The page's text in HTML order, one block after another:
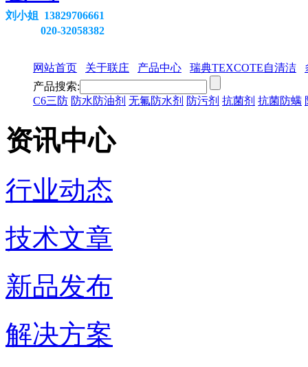
刘小姐 13829706661
020-32058382
网站首页 关于联庄 产品中心 瑞典TEXCOTE自清洁
产品搜索:
C6三防 防水防油剂 无氟防水剂 防污剂 抗菌剂 抗菌防螨
资讯中心
行业动态
技术文章
新品发布
解决方案